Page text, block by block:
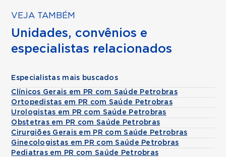
VEJA TAMBÉM
Unidades, convênios e
especialistas relacionados
Especialistas mais buscados
Clínicos Gerais em PR com Saúde Petrobras
Ortopedistas em PR com Saúde Petrobras
Urologistas em PR com Saúde Petrobras
Obstetras em PR com Saúde Petrobras
Cirurgiões Gerais em PR com Saúde Petrobras
Ginecologistas em PR com Saúde Petrobras
Pediatras em PR com Saúde Petrobras